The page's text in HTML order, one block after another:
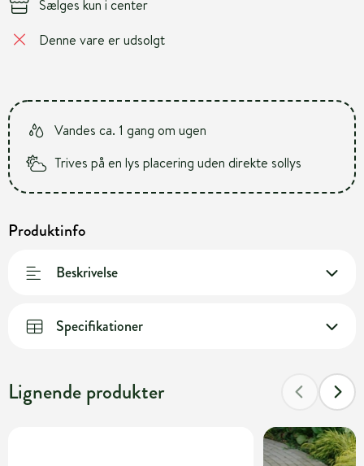
Sælges kun i center
Denne vare er udsolgt
Vandes ca. 1 gang om ugen
Trives på en lys placering uden direkte sollys
Produktinfo
Beskrivelse
Specifikationer
Lignende produkter